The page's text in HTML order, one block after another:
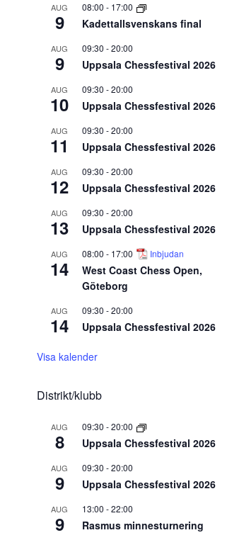
AUG
9
08:00 - 17:00
Kadettallsvenskans final
AUG
9
09:30 -20:00
Uppsala Chessfestival 2026
AUG
10
09:30 -20:00
Uppsala Chessfestival 2026
AUG
11
09:30 -20:00
Uppsala Chessfestival 2026
AUG
12
09:30 -20:00
Uppsala Chessfestival 2026
AUG
13
09:30 -20:00
Uppsala Chessfestival 2026
AUG
14
08:00 - 17:00 Inbjudan
West Coast Chess Open,
Göteborg
AUG
14
09:30 -20:00
Uppsala Chessfestival 2026
Visa kalender
Distrikt/klubb
AUG
8
09:30 -20:00
Uppsala Chessfestival 2026
AUG
9
09:30 -20:00
Uppsala Chessfestival 2026
AUG
9
13:00 -22:00
Rasmus minnesturnering